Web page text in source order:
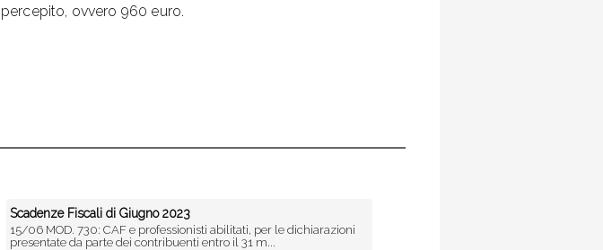
ovvero 960 euro.
Scadenze Fiscali di Giugno 2023
15/06 MOD. 730: CAF e professionisti abilitati, per le dichiarazioni
presentate da parte dei contribuenti entro il 31 m...